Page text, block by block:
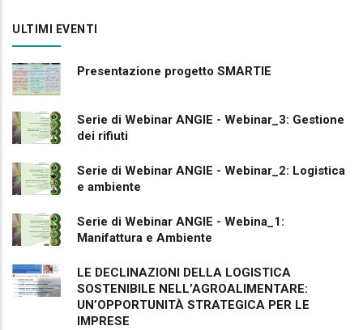
ULTIMI EVENTI
Presentazione progetto SMARTIE
Serie di Webinar ANGIE - Webinar_3: Gestione
dei rifiuti
Serie di Webinar ANGIE - Webinar_2: Logistica
e ambiente
Serie di Webinar ANGIE - Webina_1:
Manifattura e Ambiente
LE DECLINAZIONI DELLA LOGISTICA
SOSTENIBILE NELL’AGROALIMENTARE:
UN’OPPORTUNITÀ STRATEGICA PER LE
IMPRESE